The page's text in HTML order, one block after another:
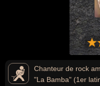
Chanteur de rock
"La Bamba" (1er